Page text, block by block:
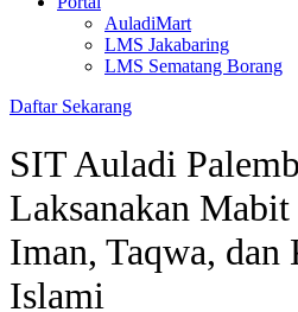
AuladiMart
LMS Jakabaring
LMS Sematang Borang
Daftar Sekarang
SIT Auladi
Laksanakan
Iman, Taqwa, dan
Islami